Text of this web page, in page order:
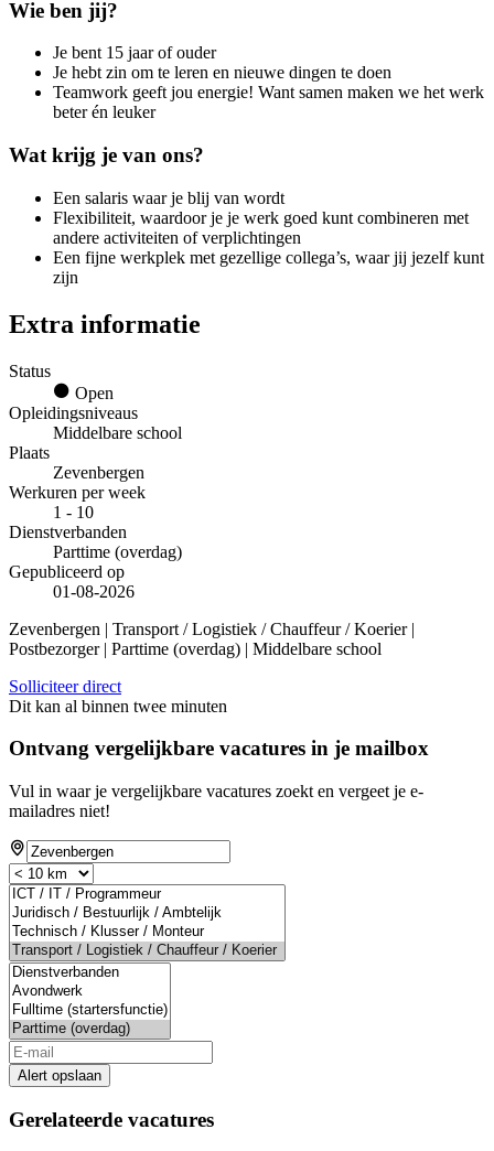
Wie ben jij?
Je bent 15 jaar of ouder
Je hebt zin om te leren en nieuwe dingen te doen
Teamwork geeft jou energie! Want samen maken we het werk
beter én leuker
Wat krijg je van ons?
Een salaris waar je blij van wordt
Flexibiliteit, waardoor je je werk goed kunt combineren met
andere activiteiten of verplichtingen
Een fijne werkplek met gezellige collega’s, waar jij jezelf kunt
zijn
Extra informatie
Status
Open
Opleidingsniveaus
Middelbare school
Plaats
Zevenbergen
Werkuren per week
1 - 10
Dienstverbanden
Parttime (overdag)
Gepubliceerd op
01-08-2026
Zevenbergen | Transport / Logistiek / Chauffeur / Koerier |
Postbezorger | Parttime (overdag) | Middelbare school
Solliciteer direct
Dit kan al binnen twee minuten
Ontvang vergelijkbare vacatures in je mailbox
Vul in waar je vergelijkbare vacatures zoekt en vergeet je e-
mailadres niet!
Alert opslaan
Gerelateerde vacatures